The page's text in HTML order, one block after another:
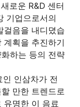
로운 R&D 센터
기업으로서의
걸음을 내디뎠습
계획을 추진하기
하는 등의 전략
인삼차가 전
만한 트렌드로
유명한 이 음료